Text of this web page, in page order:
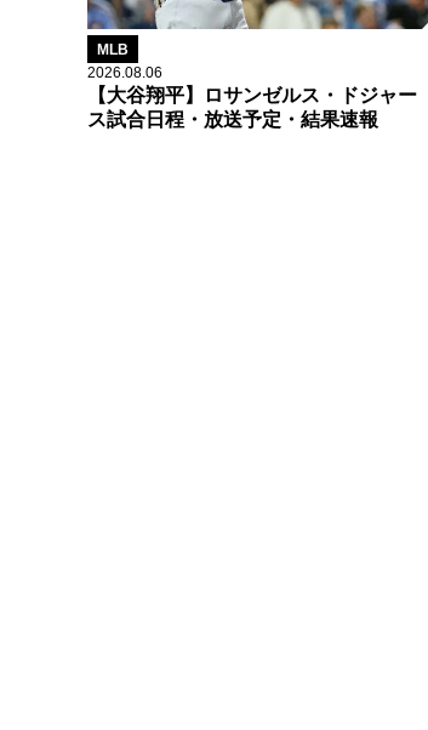
MLB
2026.08.06
【大谷翔平】ロサンゼルス・ドジャー
ス試合日程・放送予定・結果速報